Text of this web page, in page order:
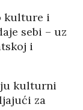
kulture i
sebi – uz
i
kulturni
za